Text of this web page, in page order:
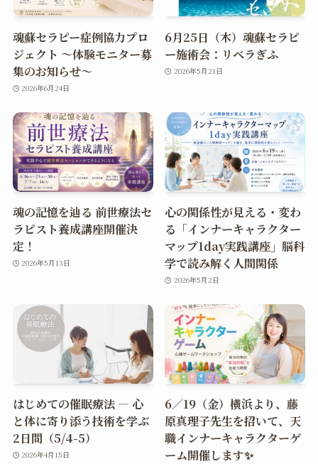
魂蘇セラピー症例協力プロ
ジェクト ～体験モニター募
集のお知らせ～
2026年6月24日
6月25日（木）魂蘇セラピ
ー施術会：リベラぎふ
2026年5月21日
魂の記憶を辿る 前世療法セ
ラピスト養成講座開催決
定！
2026年5月13日
心の関係性が見える・変わ
る「インナーキャラクター
マップ1day実践講座」脳科
学で読み解く人間関係
2026年5月2日
はじめての催眠療法 ― 心
と体に寄り添う技術を学ぶ
2日間（5/4-5）
2026年4月15日
6／19（金）横浜より、藤
原真理子先生を招いて、天
職インナーキャラクターゲ
ーム開催します✨